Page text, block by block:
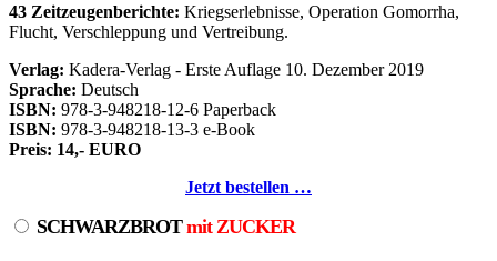
43 Zeitzeugenberichte: Kriegserlebnisse, Operation Gomorrha,
Flucht, Verschleppung und Vertreibung.
Verlag: Kadera-Verlag - Erste Auflage 10. Dezember 2019
Sprache: Deutsch
ISBN: 978-3-948218-12-6 Paperback
ISBN: 978-3-948218-13-3 e-Book
Preis: 14,- EURO
Jetzt bestellen …
SCHWARZBROTmit ZUCKER